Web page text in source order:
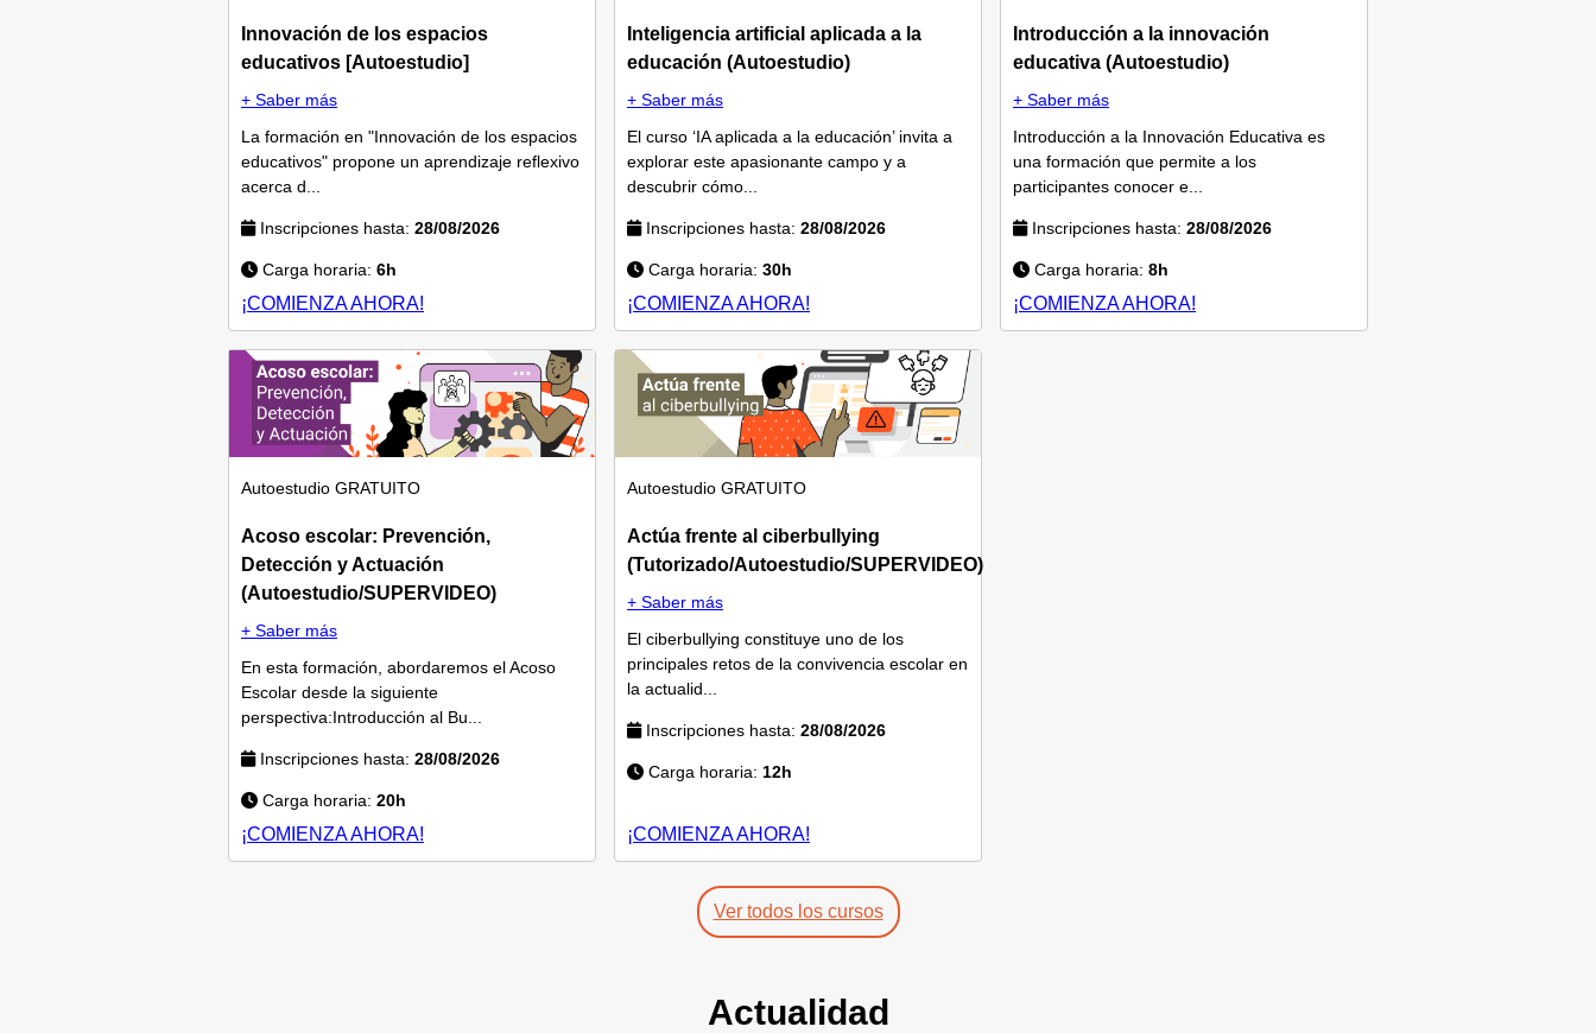
Innovación de los espacios
educativos [Autoestudio]
+ Saber más
La formación en "Innovación de los espacios
educativos" propone un aprendizaje reflexivo
acerca d...
Inscripciones hasta: 28/08/2026
Carga horaria: 6h
¡COMIENZA AHORA!
Inteligencia artificial aplicada a la
educación (Autoestudio)
+ Saber más
El curso ‘IA aplicada a la educación’ invita a
explorar este apasionante campo y a
descubrir cómo...
Inscripciones hasta: 28/08/2026
Carga horaria: 30h
¡COMIENZA AHORA!
Introducción a la innovación
educativa (Autoestudio)
+ Saber más
Introducción a la Innovación Educativa es
una formación que permite a los
participantes conocer e...
Inscripciones hasta: 28/08/2026
Carga horaria: 8h
¡COMIENZA AHORA!
Autoestudio GRATUITO
Acoso escolar: Prevención,
Detección y Actuación
(Autoestudio/SUPERVIDEO)
+ Saber más
En esta formación, abordaremos el Acoso
Escolar desde la siguiente
perspectiva:Introducción al Bu...
Inscripciones hasta: 28/08/2026
Carga horaria: 20h
¡COMIENZA AHORA!
Autoestudio GRATUITO
Actúa frente al ciberbullying
(Tutorizado/Autoestudio/SUPERVIDEO)
+ Saber más
El ciberbullying constituye uno de los
principales retos de la convivencia escolar en
la actualid...
Inscripciones hasta: 28/08/2026
Carga horaria: 12h
¡COMIENZA AHORA!
Ver todos los cursos
Actualidad